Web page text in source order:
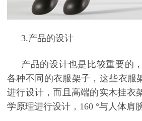
3.产品的设计
产品的设计也是比较重要的
各种不同的衣服架子，这些衣服
进行设计，而且高端的实木挂衣
学原理进行设计， 160 °与人体肩